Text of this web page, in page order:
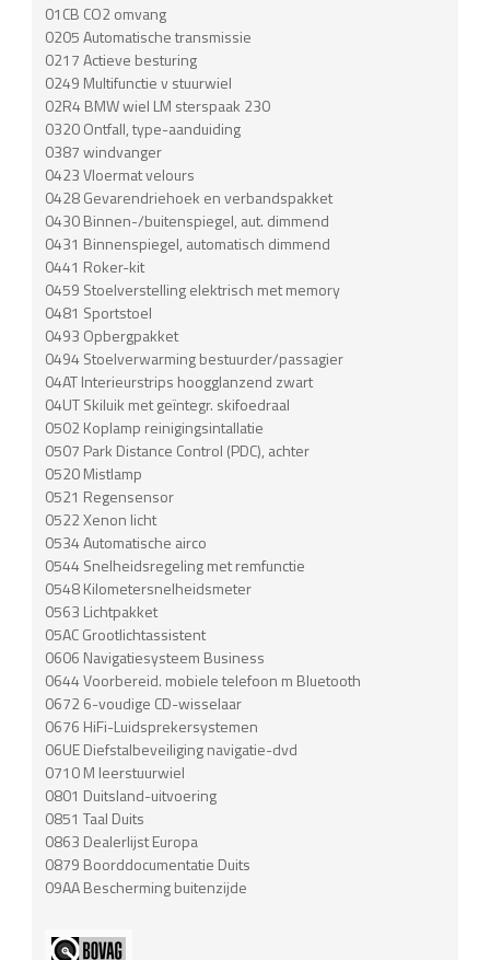
01CB CO2 omvang
0205 Automatische transmissie
0217 Actieve besturing
0249 Multifunctie v stuurwiel
02R4 BMW wiel LM sterspaak 230
0320 Ontfall, type-aanduiding
0387 windvanger
0423 Vloermat velours
0428 Gevarendriehoek en verbandspakket
0430 Binnen-/buitenspiegel, aut. dimmend
0431 Binnenspiegel, automatisch dimmend
0441 Roker-kit
0459 Stoelverstelling elektrisch met memory
0481 Sportstoel
0493 Opbergpakket
0494 Stoelverwarming bestuurder/passagier
04AT Interieurstrips hoogglanzend zwart
04UT Skiluik met geïntegr. skifoedraal
0502 Koplamp reinigingsintallatie
0507 Park Distance Control (PDC), achter
0520 Mistlamp
0521 Regensensor
0522 Xenon licht
0534 Automatische airco
0544 Snelheidsregeling met remfunctie
0548 Kilometersnelheidsmeter
0563 Lichtpakket
05AC Grootlichtassistent
0606 Navigatiesysteem Business
0644 Voorbereid. mobiele telefoon m Bluetooth
0672 6-voudige CD-wisselaar
0676 HiFi-Luidsprekersystemen
06UE Diefstalbeveiliging navigatie-dvd
0710 M leerstuurwiel
0801 Duitsland-uitvoering
0851 Taal Duits
0863 Dealerlijst Europa
0879 Boorddocumentatie Duits
09AA Bescherming buitenzijde